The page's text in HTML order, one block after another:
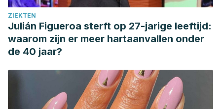
ZIEKTEN
Julián Figueroa sterft op 27-jarige leeftijd:
waarom zijn er meer hartaanvallen onder
de 40 jaar?